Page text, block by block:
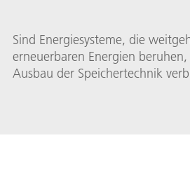
Sind Energiesysteme, die
erneuerbaren Energien
Ausbau der Speichertechnik